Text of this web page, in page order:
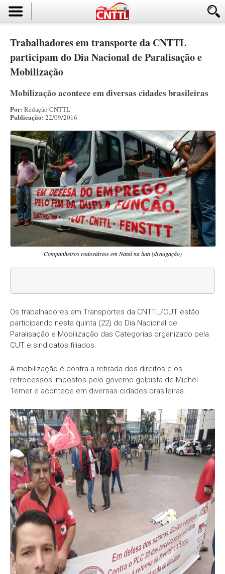
Trabalhadores em transporte da CNTTL
participam do Dia Nacional de Paralisação e
Mobilização
Mobilização acontece em diversas cidades brasileiras
Por: Redação CNTTL
Publicação: 22/09/2016
Companheiros rodoviários em Natal na luta (divulgação)
Os trabalhadores em Transportes da CNTTL/CUT estão
participando nesta quinta (22) do Dia Nacional de
Paralisação e Mobilização das Categorias organizado pela
CUT e sindicatos filiados.
A mobilização é contra a retirada dos direitos e os
retrocessos impostos pelo governo golpista de Michel
Temer e acontece em diversas cidades brasileiras.